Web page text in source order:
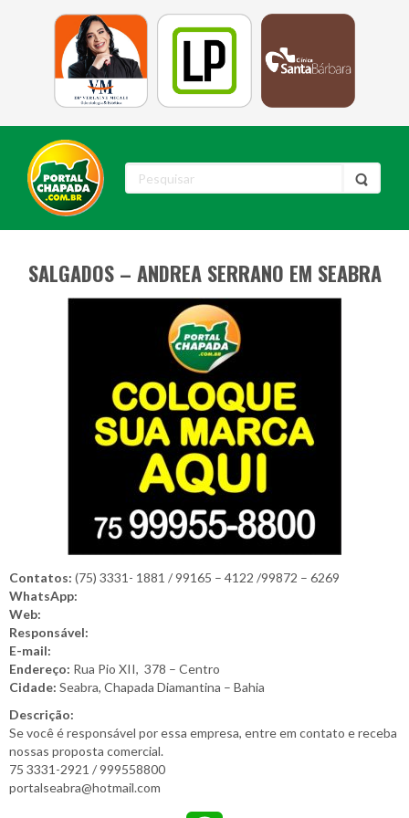
SALGADOS – ANDREA SERRANO EM SEABRA
Contatos: (75) 3331- 1881 / 99165 – 4122 /99872 – 6269
WhatsApp:
Web:
Responsável:
E-mail:
Endereço: Rua Pio XII, 378 – Centro
Cidade: Seabra, Chapada Diamantina – Bahia
Descrição:
Se você é responsável por essa empresa, entre em contato e receba
nossas proposta comercial.
75 3331-2921 / 999558800
portalseabra@hotmail.com